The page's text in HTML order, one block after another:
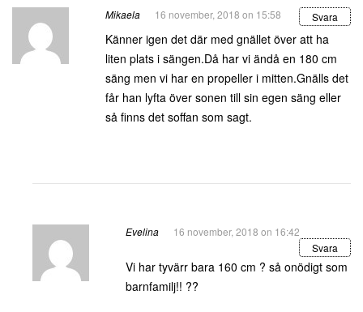
Mikaela 16 november, 2018 on 15:58 Svara
Känner igen det där med gnället över att ha
liten plats i sängen.Då har vi ändå en 180 cm
säng men vi har en propeller i mitten.Gnälls det
får han lyfta över sonen till sin egen säng eller
så finns det soffan som sagt.
Evelina
16 november, 2018 on 16:42
Svara
Vi har tyvärr bara 160 cm ? så onödigt som
barnfamilj!! ??